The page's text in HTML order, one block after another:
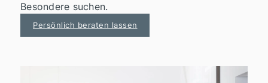
Besondere suchen.
Persönlich beraten lassen